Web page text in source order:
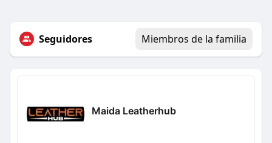
Seguidores Miembros de la familia
Maida Leatherhub